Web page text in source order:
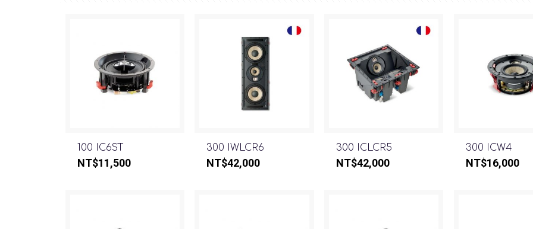
100 IC6ST
NT$11,500
300 IWLCR6
NT$42,000
300 ICLCR5
NT$42,000
300 ICW4
NT$16,000